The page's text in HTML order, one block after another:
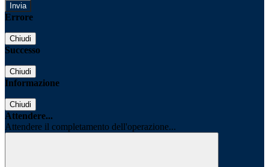
Errore
Chiudi
Successo
Chiudi
Informazione
Chiudi
Attendere...
Attendere il completamento dell'operazione...